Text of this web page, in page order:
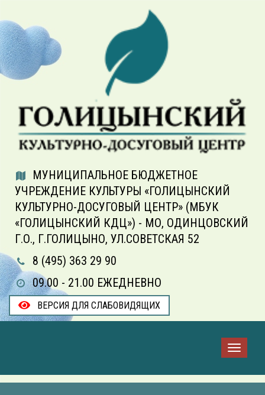
МУНИЦИПАЛЬНОЕ БЮДЖЕТНОЕ
УЧРЕЖДЕНИЕ КУЛЬТУРЫ «ГОЛИЦЫНСКИЙ
КУЛЬТУРНО-ДОСУГОВЫЙ ЦЕНТР» (МБУК
«ГОЛИЦЫНСКИЙ КДЦ») - МО, ОДИНЦОВСКИЙ
Г.О., Г.ГОЛИЦЫНО, УЛ.СОВЕТСКАЯ 52
8 (495) 363 29 90
09.00 - 21.00 ЕЖЕДНЕВНО
ВЕРСИЯ ДЛЯ СЛАБОВИДЯЩИХ